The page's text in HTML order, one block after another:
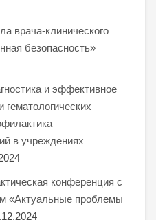
врача-клинического
безопасность»
и эффективное
гематологических
в учреждениях
конференция с
«Актуальные проблемы